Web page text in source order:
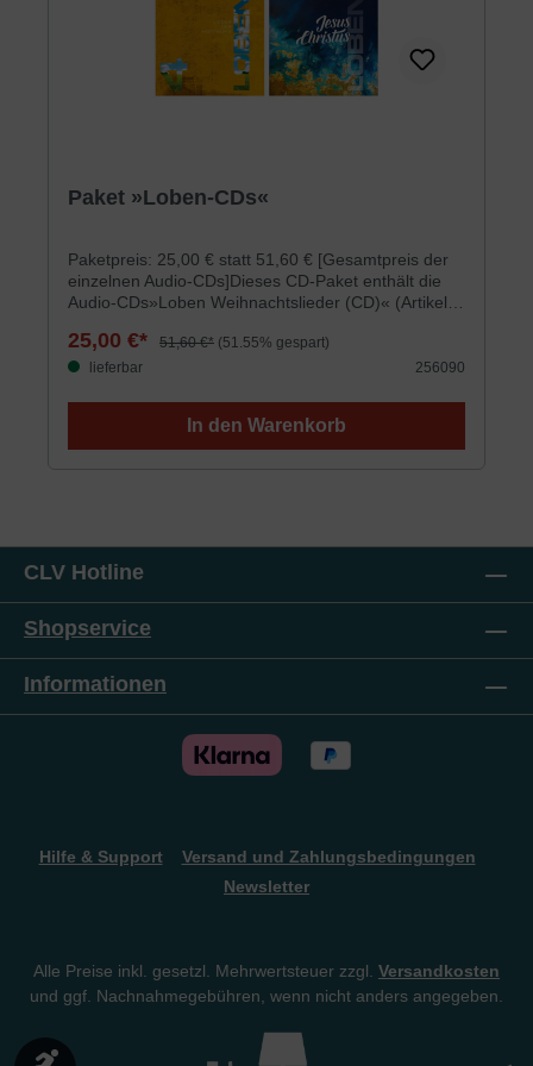
schlichtem Gewande11 Lobpreiskind12 Ich steh an
deiner Krippen hier13 Wenn wir Gott in der Höhe
ehren14 Mitten in das Dunkel15 Wir sind zum Leben
bestimmt16 Wir danken dir von Herzen
Paket »Loben-CDs«
Paketpreis: 25,00 € statt 51,60 € [Gesamtpreis der
einzelnen Audio-CDs]Dieses CD-Paket enthält die
Audio-CDs»Loben Weihnachtslieder (CD)« (Artikel-
CD/256940)»Loben 4 (CD)« (Artikel-Nr. 256942;
clv.de/Loben-4-CD/256942)»Jesus Christus LOBEN
256964; clv.de/Loben-5-CD/256964)
25,00 €* 51,60 €* (51.55% gespart)
lieferbar
256090
In den Warenkorb
CLV Hotline
Shopservice
Informationen
Hilfe & Support
Versand und Zahlungsbedingungen
Newsletter
Alle Preise inkl. gesetzl. Mehrwertsteuer zzgl. Versandkosten
und ggf. Nachnahmegebühren, wenn nicht anders angegeben.
Werkzeugleiste anzeigen